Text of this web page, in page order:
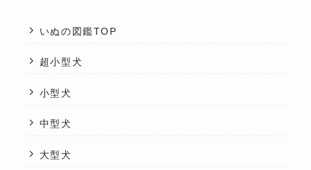
いぬの図鑑TOP
超小型犬
小型犬
中型犬
大型犬